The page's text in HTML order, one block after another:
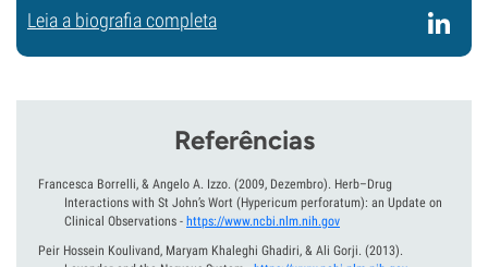
Leia a biografia completa
Referências
Francesca Borrelli, & Angelo A. Izzo. (2009, Dezembro). Herb–Drug
Interactions with St John’s Wort (Hypericum perforatum): an Update on
Clinical Observations - https://www.ncbi.nlm.nih.gov
Peir Hossein Koulivand, Maryam Khaleghi Ghadiri, & Ali Gorji. (2013).